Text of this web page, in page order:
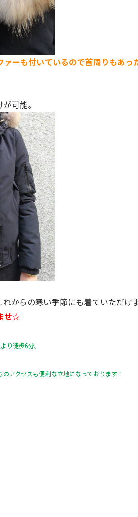
ーも付いているので首周りもあっ
可能。
からの寒い季節にも着ていただけ
せ☆
り徒歩6分。
アクセスも便利な立地になっております！